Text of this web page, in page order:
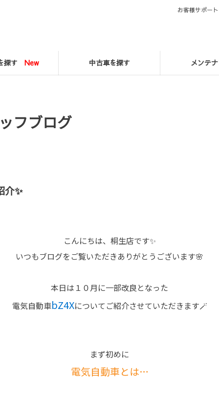
探す New 中古車を探す メンテ
お客様サポー
フブログ
介✨
こんにちは、桐生店です✨
いつもブログをご覧いただきありがとうございます🌸
本日は１０月に一部改良となった
電気自動車bZ4Xについてご紹介させていただきます🪄
まず初めに
電気自動車とは…